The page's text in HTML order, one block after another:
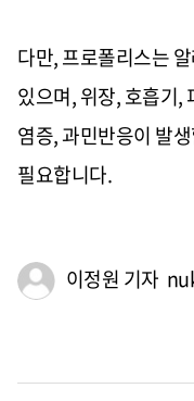
다만,프로폴리스는
있으며,위장,호흡기,
염증,과민반응이 발
필요합니다.
이정원 기자